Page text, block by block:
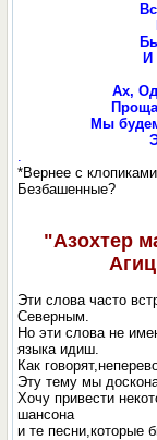
И
Ах,
Мы
.
*Вернее с
Безбашенные?
"Азохтер
Эти слова часто
Северным.
Но эти слова не
языка идиш.
Как
Эту тему мы
Хочу привести
шансона
и те песни,которые